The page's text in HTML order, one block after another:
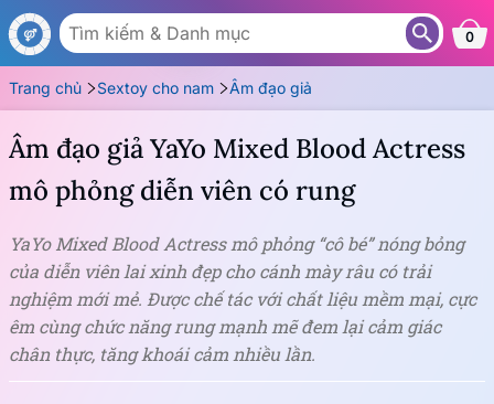
0
Trang chủ Sextoy cho nam Âm đạo giả
Âm đạo giả YaYo Mixed Blood Actress
mô phỏng diễn viên có rung
YaYo Mixed Blood Actress mô phỏng “cô bé” nóng bỏng
của diễn viên lai xinh đẹp cho cánh mày râu có trải
nghiệm mới mẻ. Được chế tác với chất liệu mềm mại, cực
êm cùng chức năng rung mạnh mẽ đem lại cảm giác
chân thực, tăng khoái cảm nhiều lần.